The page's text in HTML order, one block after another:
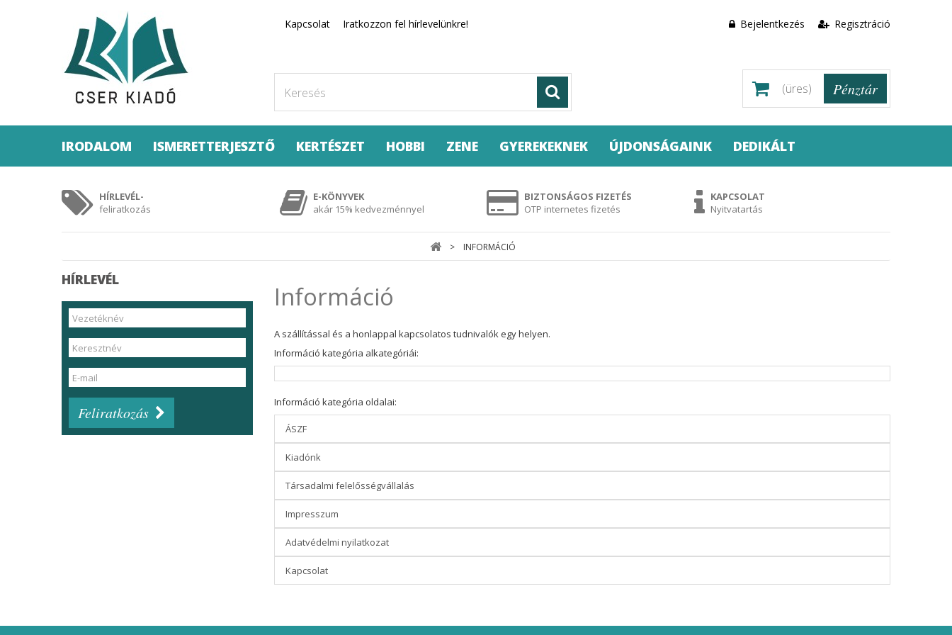
Kapcsolat Iratkozzon fel hírlevelünkre! Bejelentkezés Regisztráció
(üres) Pénztár
IRODALOM ISMERETTERJESZTŐ KERTÉSZET HOBBI ZENE GYEREKEKNEK ÚJDONSÁGAINK DEDIKÁLT
HÍRLEVÉL-
feliratkozás
E-KÖNYVEK
akár 15% kedvezménnyel
BIZTONSÁGOS FIZETÉS
OTP internetes fizetés
KAPCSOLAT
Nyitvatartás
> INFORMÁCIÓ
HÍRLEVÉL
Feliratkozás
Információ
A szállítással és a honlappal kapcsolatos tudnivalók egy helyen.
Információ kategória alkategóriái:
Információ kategória oldalai:
ÁSZF
Kiadónk
Társadalmi felelősségvállalás
Impresszum
Adatvédelmi nyilatkozat
Kapcsolat